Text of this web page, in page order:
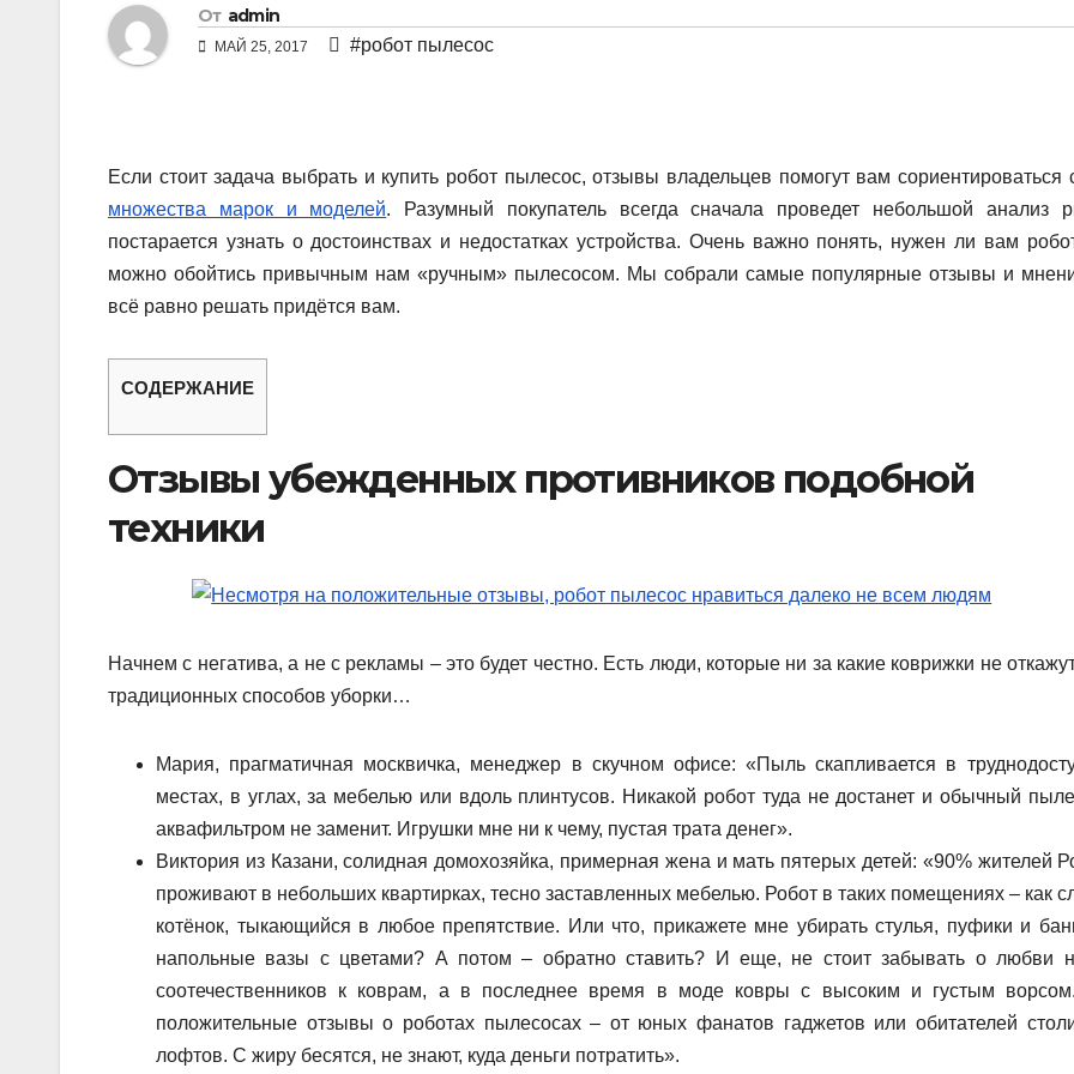
От admin
МАЙ 25, 2017 #робот пылесос
Если стоит задача выбрать и купить робот пылесос, отзывы владельцев помогут вам сориентироваться
множества марок и моделей. Разумный покупатель всегда сначала проведет небольшой анализ
постарается узнать о достоинствах и недостатках устройства. Очень важно понять, нужен ли вам
можно обойтись привычным нам «ручным» пылесосом. Мы собрали самые популярные отзывы и
всё равно решать придётся вам.
СОДЕРЖАНИЕ
Отзывы убежденных противников подобной
техники
Начнем с негатива, а не с рекламы – это будет честно. Есть люди, которые ни за какие коврижки не
традиционных способов уборки…
Мария, прагматичная москвичка, менеджер в скучном офисе: «Пыль скапливается в
местах, в углах, за мебелью или вдоль плинтусов. Никакой робот туда не достанет и обычный
аквафильтром не заменит. Игрушки мне ни к чему, пустая трата денег».
Виктория из Казани, солидная домохозяйка, примерная жена и мать пятерых детей: «90% жителей
проживают в небольших квартирках, тесно заставленных мебелью. Робот в таких помещениях – как
котёнок, тыкающийся в любое препятствие. Или что, прикажете мне убирать стулья, пуфики и
напольные вазы с цветами? А потом – обратно ставить? И еще, не стоит забывать о любви
соотечественников к коврам, а в последнее время в моде ковры с высоким и густым
положительные отзывы о роботах пылесосах – от юных фанатов гаджетов или обитателей
лофтов. С жиру бесятся, не знают, куда деньги потратить».